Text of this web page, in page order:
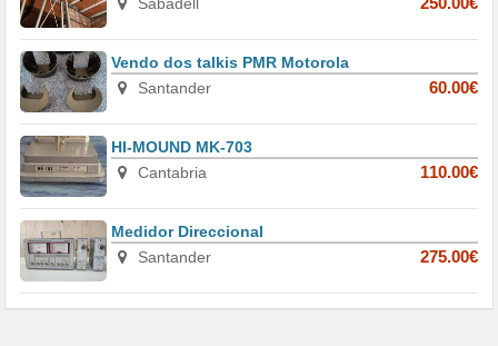
Sabadell
250.00€
Vendo dos talkis PMR Motorola
Santander
60.00€
HI-MOUND MK-703
Cantabria
110.00€
Medidor Direccional
Santander
275.00€